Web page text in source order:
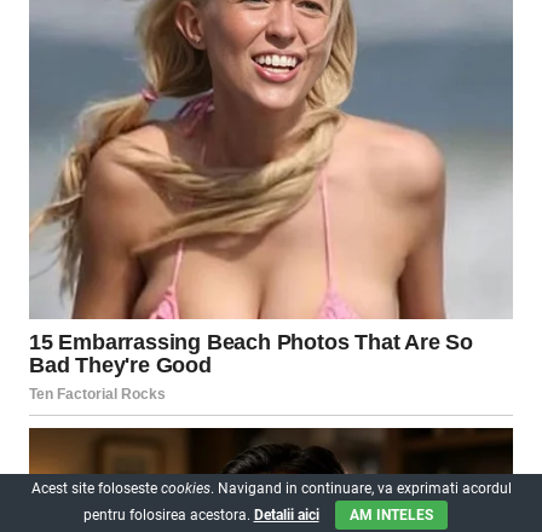
Acest site foloseste cookies. Navigand in continuare, va exprimati acordul
pentru folosirea acestora. Detalii aici AM INTELES